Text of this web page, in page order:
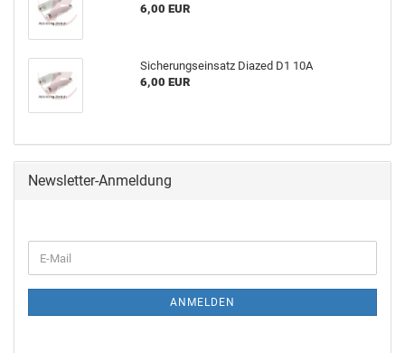
6,00 EUR
Sicherungseinsatz Diazed D1 10A
6,00 EUR
Newsletter-Anmeldung
ANMELDEN